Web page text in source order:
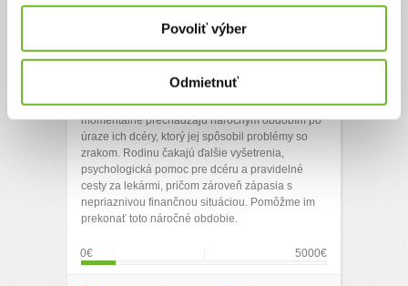
Povoliť výber
Odmietnuť
Pomôžme rodine
zvládnuť náročné
obdobie po úraze dcéry
Lucia s manželom vychovávajú päť detí a
momentálne prechádzajú náročným obdobím po
úraze ich dcéry, ktorý jej spôsobil problémy so
zrakom. Rodinu čakajú ďalšie vyšetrenia,
psychologická pomoc pre dcéru a pravidelné
cesty za lekármi, pričom zároveň zápasia s
nepriaznivou finančnou situáciou. Pomôžme im
prekonať toto náročné obdobie.
0€ 5000€